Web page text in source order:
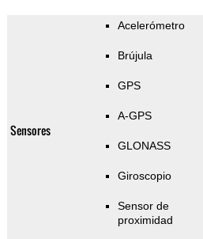
Sensores
Acelerómetro
Brújula
GPS
A-GPS
GLONASS
Giroscopio
Sensor de
proximidad